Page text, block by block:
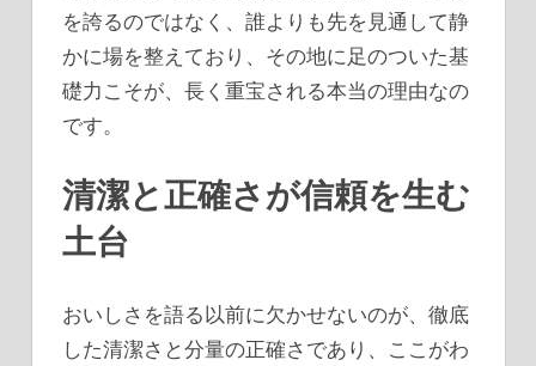
を誇るのではなく、誰よりも先を見通して静
かに場を整えており、その地に足のついた基
礎力こそが、長く重宝される本当の理由なの
です。
清潔と正確さが信頼を生む
土台
おいしさを語る以前に欠かせないのが、徹底
した清潔さと分量の正確さであり、ここがわ